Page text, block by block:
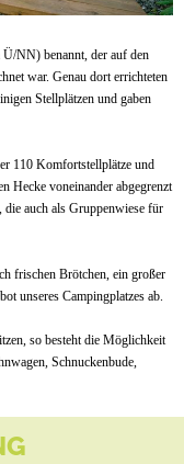
NN) benannt, der auf den
war. Genau dort errichteten
Stellplätzen und gaben
110 Komfortstellplätze und
Hecke voneinander abgegrenzt
auch als Gruppenwiese für
frischen Brötchen, ein großer
unseres Campingplatzes ab.
so besteht die Möglichkeit
Schnuckenbude,